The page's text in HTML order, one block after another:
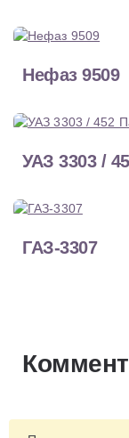
Нефаз 9509
УАЗ 3303 /
ГАЗ-3307